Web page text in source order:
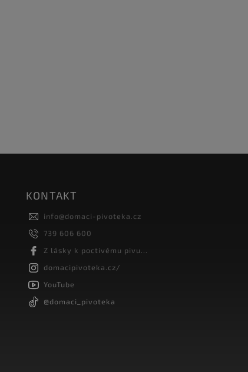
KONTAKT
info@domaci-pivoteka.cz
739 606 600
Z lásky k poctivému pivu...
domacipivoteka.cz/
YouTube
@domaci_pivoteka